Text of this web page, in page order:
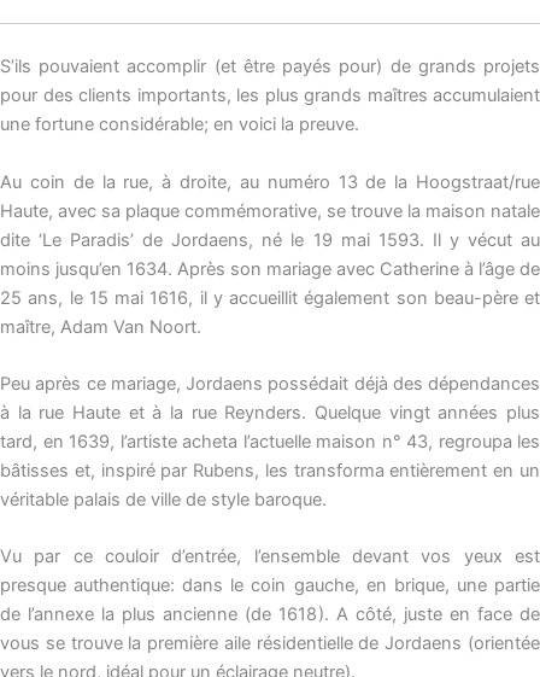
S’ils pouvaient accomplir (et être payés pour) de grands projets
pour des clients importants, les plus grands maîtres accumulaient
une fortune considérable; en voici la preuve.
Au coin de la rue, à droite, au numéro 13 de la Hoogstraat/rue
Haute, avec sa plaque commémorative, se trouve la maison natale
dite ‘Le Paradis’ de Jordaens, né le 19 mai 1593. Il y vécut au
moins jusqu’en 1634. Après son mariage avec Catherine à l’âge de
25 ans, le 15 mai 1616, il y accueillit également son beau-père et
maître, Adam Van Noort.
Peu après ce mariage, Jordaens possédait déjà des dépendances
à la rue Haute et à la rue Reynders. Quelque vingt années plus
tard, en 1639, l’artiste acheta l’actuelle maison n° 43, regroupa les
bâtisses et, inspiré par Rubens, les transforma entièrement en un
véritable palais de ville de style baroque.
Vu par ce couloir d’entrée, l’ensemble devant vos yeux est
presque authentique: dans le coin gauche, en brique, une partie
de l’annexe la plus ancienne (de 1618). A côté, juste en face de
vous se trouve la première aile résidentielle de Jordaens (orientée
vers le nord, idéal pour un éclairage neutre).